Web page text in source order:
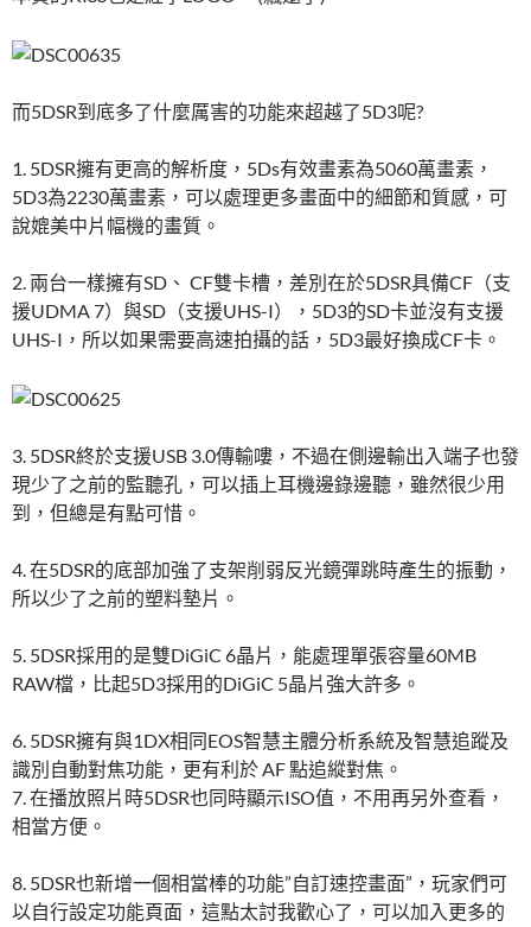
而5DSR到底多了什麼厲害的功能來超越了5D3呢?
1. 5DSR擁有更高的解析度，5Ds有效畫素為5060萬畫素，
5D3為2230萬畫素，可以處理更多畫面中的細節和質感，可
說媲美中片幅機的畫質。
2. 兩台一樣擁有SD、 CF雙卡槽，差別在於5DSR具備CF（支
援UDMA 7）與SD（支援UHS-I），5D3的SD卡並沒有支援
UHS-I，所以如果需要高速拍攝的話，5D3最好換成CF卡。
3. 5DSR終於支援USB 3.0傳輸嘍，不過在側邊輸出入端子也發
現少了之前的監聽孔，可以插上耳機邊錄邊聽，雖然很少用
到，但總是有點可惜。
4. 在5DSR的底部加強了支架削弱反光鏡彈跳時產生的振動，
所以少了之前的塑料墊片。
5. 5DSR採用的是雙DiGiC 6晶片，能處理單張容量60MB
RAW檔，比起5D3採用的DiGiC 5晶片強大許多。
6. 5DSR擁有與1DX相同EOS智慧主體分析系統及智慧追蹤及
識別自動對焦功能，更有利於 AF 點追縱對焦。
7. 在播放照片時5DSR也同時顯示ISO值，不用再另外查看，
相當方便。
8. 5DSR也新增一個相當棒的功能”自訂速控畫面”，玩家們可
以自行設定功能頁面，這點太討我歡心了，可以加入更多的